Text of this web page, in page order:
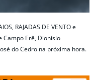
RAJADAS DE VENTO e
Campo Erê, Dionísio
do Cedro na próxima hora.